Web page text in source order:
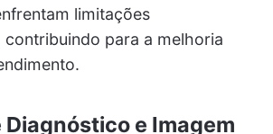
limitações
contribuindo para a melhoria
e Imagem